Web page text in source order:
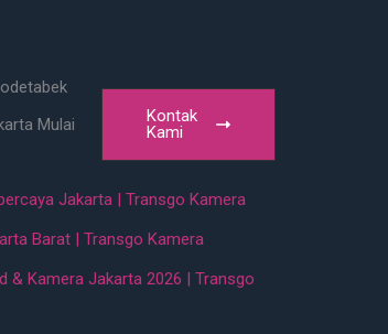
Mulai
Kontak
Kami
Jakarta | Transgo Kamera
Barat | Transgo Kamera
& Kamera Jakarta 2026 | Transgo